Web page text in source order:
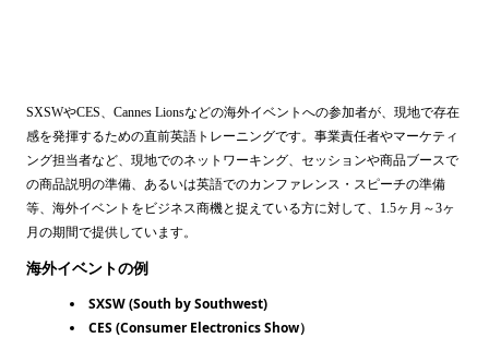
SXSWやCES、Cannes Lionsなどの海外イベントへの参加者が、現地で存在
感を発揮するための直前英語トレーニングです。事業責任者やマーケティ
ング担当者など、現地でのネットワーキング、セッションや商品ブースで
の商品説明の準備、あるいは英語でのカンファレンス・スピーチの準備
等、海外イベントをビジネス商機と捉えている方に対して、1.5ヶ月～3ヶ
月の期間で提供しています。
海外イベントの例
SXSW (South by Southwest)
CES (Consumer Electronics Show）